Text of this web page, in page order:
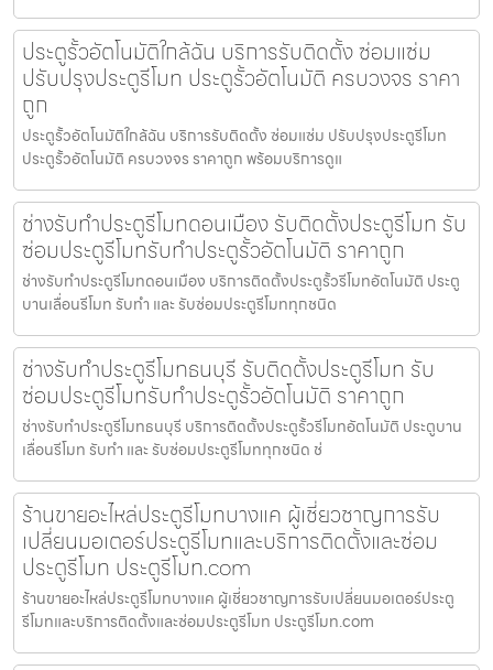
ประตูรั้วอัตโนมัติใกล้ฉัน บริการรับติดตั้ง ซ่อมแซ่ม
ปรับปรุงประตูรีโมท ประตูรั้วอัตโนมัติ ครบวงจร ราคา
ถูก
ประตูรั้วอัตโนมัติใกล้ฉัน บริการรับติดตั้ง ซ่อมแซ่ม ปรับปรุงประตูรีโมท
ประตูรั้วอัตโนมัติ ครบวงจร ราคาถูก พร้อมบริการดูแ
ช่างรับทำประตูรีโมทดอนเมือง รับติดตั้งประตูรีโมท รับ
ซ่อมประตูรีโมทรับทำประตูรั้วอัตโนมัติ ราคาถูก
ช่างรับทำประตูรีโมทดอนเมือง บริการติดตั้งประตูรั้วรีโมทอัตโนมัติ ประตู
บานเลื่อนรีโมท รับทำ และ รับซ่อมประตูรีโมททุกชนิด
ช่างรับทำประตูรีโมทธนบุรี รับติดตั้งประตูรีโมท รับ
ซ่อมประตูรีโมทรับทำประตูรั้วอัตโนมัติ ราคาถูก
ช่างรับทำประตูรีโมทธนบุรี บริการติดตั้งประตูรั้วรีโมทอัตโนมัติ ประตูบาน
เลื่อนรีโมท รับทำ และ รับซ่อมประตูรีโมททุกชนิด ช่
ร้านขายอะไหล่ประตูรีโมทบางแค ผู้เชี่ยวชาญการรับ
เปลี่ยนมอเตอร์ประตูรีโมทและบริการติดตั้งและซ่อม
ประตูรีโมท ประตูรีโมท.com
ร้านขายอะไหล่ประตูรีโมทบางแค ผู้เชี่ยวชาญการรับเปลี่ยนมอเตอร์ประตู
รีโมทและบริการติดตั้งและซ่อมประตูรีโมท ประตูรีโมท.com